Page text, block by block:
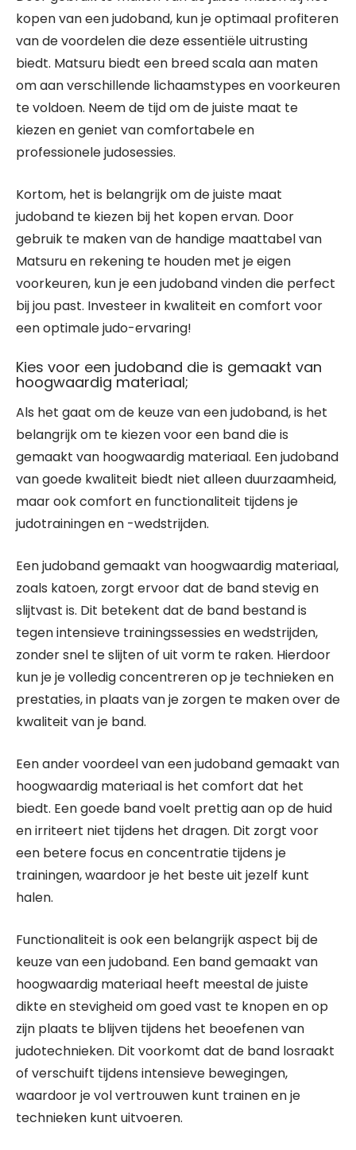
kopen van een judoband, kun je optimaal profiteren
van de voordelen die deze essentiële uitrusting
biedt. Matsuru biedt een breed scala aan maten
om aan verschillende lichaamstypes en voorkeuren
te voldoen. Neem de tijd om de juiste maat te
kiezen en geniet van comfortabele en
professionele judosessies.
Kortom, het is belangrijk om de juiste maat
judoband te kiezen bij het kopen ervan. Door
gebruik te maken van de handige maattabel van
Matsuru en rekening te houden met je eigen
voorkeuren, kun je een judoband vinden die perfect
bij jou past. Investeer in kwaliteit en comfort voor
een optimale judo-ervaring!
Kies voor een judoband die is gemaakt van
hoogwaardig materiaal;
Als het gaat om de keuze van een judoband, is het
belangrijk om te kiezen voor een band die is
gemaakt van hoogwaardig materiaal. Een judoband
van goede kwaliteit biedt niet alleen duurzaamheid,
maar ook comfort en functionaliteit tijdens je
judotrainingen en -wedstrijden.
Een judoband gemaakt van hoogwaardig materiaal,
zoals katoen, zorgt ervoor dat de band stevig en
slijtvast is. Dit betekent dat de band bestand is
tegen intensieve trainingssessies en wedstrijden,
zonder snel te slijten of uit vorm te raken. Hierdoor
kun je je volledig concentreren op je technieken en
prestaties, in plaats van je zorgen te maken over de
kwaliteit van je band.
Een ander voordeel van een judoband gemaakt van
hoogwaardig materiaal is het comfort dat het
biedt. Een goede band voelt prettig aan op de huid
en irriteert niet tijdens het dragen. Dit zorgt voor
een betere focus en concentratie tijdens je
trainingen, waardoor je het beste uit jezelf kunt
halen.
Functionaliteit is ook een belangrijk aspect bij de
keuze van een judoband. Een band gemaakt van
hoogwaardig materiaal heeft meestal de juiste
dikte en stevigheid om goed vast te knopen en op
zijn plaats te blijven tijdens het beoefenen van
judotechnieken. Dit voorkomt dat de band losraakt
of verschuift tijdens intensieve bewegingen,
waardoor je vol vertrouwen kunt trainen en je
technieken kunt uitvoeren.